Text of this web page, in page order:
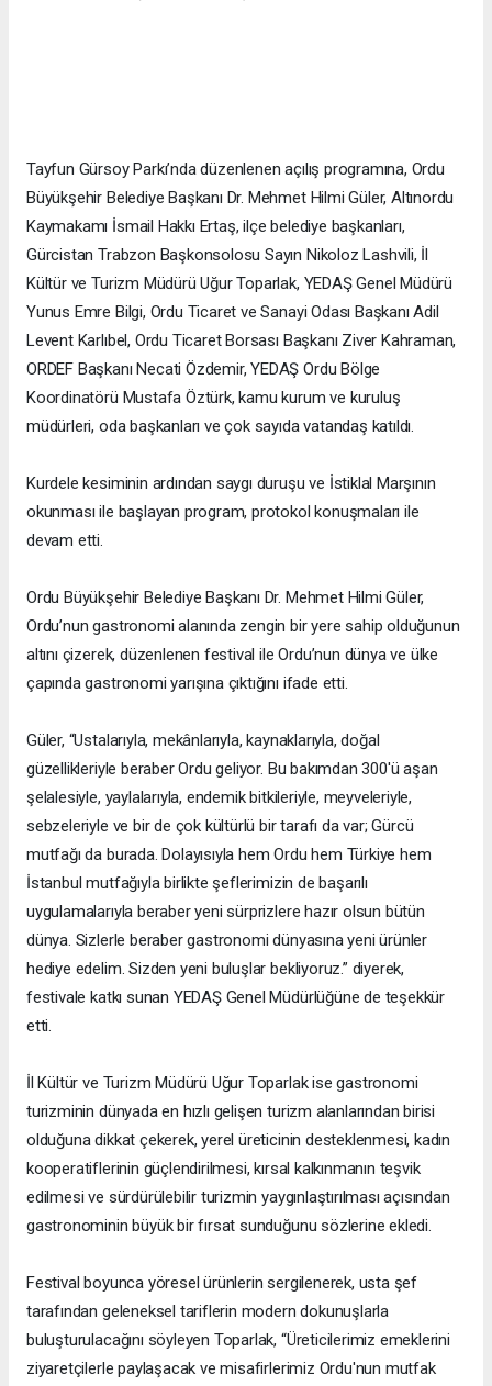
Tayfun Gürsoy Parkı’nda düzenlenen açılış programına, Ordu
Büyükşehir Belediye Başkanı Dr. Mehmet Hilmi Güler, Altınordu
Kaymakamı İsmail Hakkı Ertaş, ilçe belediye başkanları,
Gürcistan Trabzon Başkonsolosu Sayın Nikoloz Lashvili, İl
Kültür ve Turizm Müdürü Uğur Toparlak, YEDAŞ Genel Müdürü
Yunus Emre Bilgi, Ordu Ticaret ve Sanayi Odası Başkanı Adil
Levent Karlıbel, Ordu Ticaret Borsası Başkanı Ziver Kahraman,
ORDEF Başkanı Necati Özdemir, YEDAŞ Ordu Bölge
Koordinatörü Mustafa Öztürk, kamu kurum ve kuruluş
müdürleri, oda başkanları ve çok sayıda vatandaş katıldı.
Kurdele kesiminin ardından saygı duruşu ve İstiklal Marşının
okunması ile başlayan program, protokol konuşmaları ile
devam etti.
Ordu Büyükşehir Belediye Başkanı Dr. Mehmet Hilmi Güler,
Ordu’nun gastronomi alanında zengin bir yere sahip olduğunun
altını çizerek, düzenlenen festival ile Ordu’nun dünya ve ülke
çapında gastronomi yarışına çıktığını ifade etti.
Güler, “Ustalarıyla, mekânlarıyla, kaynaklarıyla, doğal
güzellikleriyle beraber Ordu geliyor. Bu bakımdan 300'ü aşan
şelalesiyle, yaylalarıyla, endemik bitkileriyle, meyveleriyle,
sebzeleriyle ve bir de çok kültürlü bir tarafı da var; Gürcü
mutfağı da burada. Dolayısıyla hem Ordu hem Türkiye hem
İstanbul mutfağıyla birlikte şeflerimizin de başarılı
uygulamalarıyla beraber yeni sürprizlere hazır olsun bütün
dünya. Sizlerle beraber gastronomi dünyasına yeni ürünler
hediye edelim. Sizden yeni buluşlar bekliyoruz.” diyerek,
festivale katkı sunan YEDAŞ Genel Müdürlüğüne de teşekkür
etti.
İl Kültür ve Turizm Müdürü Uğur Toparlak ise gastronomi
turizminin dünyada en hızlı gelişen turizm alanlarından birisi
olduğuna dikkat çekerek, yerel üreticinin desteklenmesi, kadın
kooperatiflerinin güçlendirilmesi, kırsal kalkınmanın teşvik
edilmesi ve sürdürülebilir turizmin yaygınlaştırılması açısından
gastronominin büyük bir fırsat sunduğunu sözlerine ekledi.
Festival boyunca yöresel ürünlerin sergilenerek, usta şef
tarafından geleneksel tariflerin modern dokunuşlarla
buluşturulacağını söyleyen Toparlak, “Üreticilerimiz emeklerini
ziyaretçilerle paylaşacak ve misafirlerimiz Ordu'nun mutfak